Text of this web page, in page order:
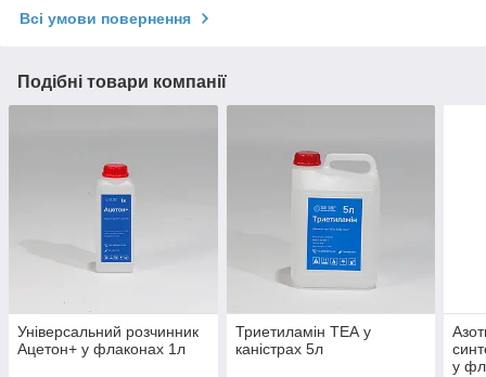
Всі умови повернення
Подібні товари компанії
Універсальний розчинник
Ацетон+ у флаконах 1л
Триетиламін ТЕА у
каністрах 5л
у